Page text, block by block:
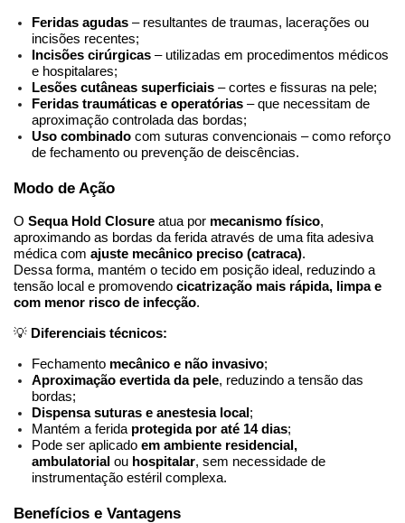
Feridas agudas – resultantes de traumas, lacerações ou
incisões recentes;
Incisões cirúrgicas – utilizadas em procedimentos médicos
e hospitalares;
Lesões cutâneas superficiais – cortes e fissuras na pele;
Feridas traumáticas e operatórias – que necessitam de
aproximação controlada das bordas;
Uso combinado com suturas convencionais – como reforço
de fechamento ou prevenção de deiscências.
Modo de Ação
O Sequa Hold Closure atua por mecanismo físico,
aproximando as bordas da ferida através de uma fita adesiva
médica com ajuste mecânico preciso (catraca).
Dessa forma, mantém o tecido em posição ideal, reduzindo a
tensão local e promovendo cicatrização mais rápida, limpa e
com menor risco de infecção.
💡 Diferenciais técnicos:
Fechamento mecânico e não invasivo;
Aproximação evertida da pele, reduzindo a tensão das
bordas;
Dispensa suturas e anestesia local ;
Mantém a ferida protegida por até 14 dias;
Pode ser aplicado em ambiente residencial,
ambulatorial ou hospitalar, sem necessidade de
instrumentação estéril complexa.
Benefícios e Vantagens